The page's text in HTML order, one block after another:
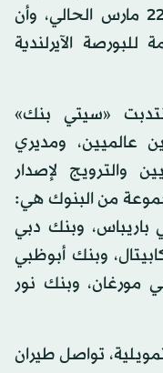
المنتظر أن تصدر الصكوك يوم 22 مارس الحالي، وأن
الآيرلندية
«سيتي بنك»
عالميين، ومديري
والترويج لإصدار
من البنوك هي:
باريباس، وبنك دبي
وبنك أبوظبي
مورغان، وبنك نور
تواصل طيران